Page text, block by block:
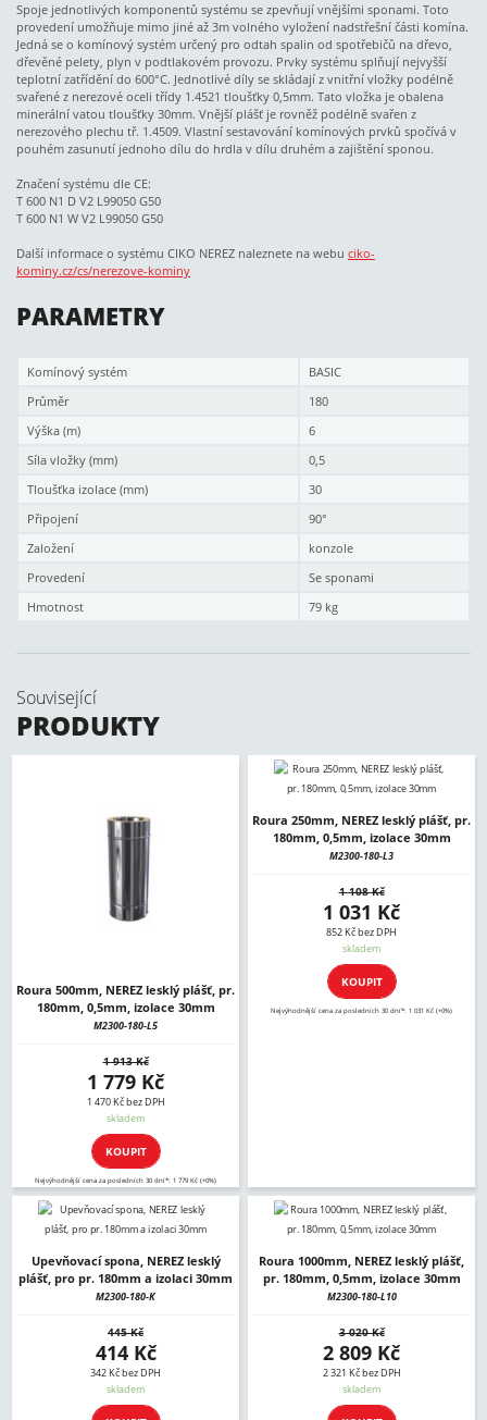
Spoje jednotlivých komponentů systému se zpevňují vnějšími sponami. Toto
provedení umožňuje mimo jiné až 3m volného vyložení nadstřešní části komína.
Jedná se o komínový systém určený pro odtah spalin od spotřebičů na dřevo,
dřevěné pelety, plyn v podtlakovém provozu. Prvky systému splňují nejvyšší
teplotní zatřídění do 600°C. Jednotlivé díly se skládají z vnitřní vložky podélně
svařené z nerezové oceli třídy 1.4521 tloušťky 0,5mm. Tato vložka je obalena
minerální vatou tloušťky 30mm. Vnější plášť je rovněž podélně svařen z
nerezového plechu tř. 1.4509. Vlastní sestavování komínových prvků spočívá v
pouhém zasunutí jednoho dílu do hrdla v dílu druhém a zajištění sponou.
Značení systému dle CE:
T 600 N1 D V2 L99050 G50
T 600 N1 W V2 L99050 G50
Další informace o systému CIKO NEREZ naleznete na webu ciko-
kominy.cz/cs/nerezove-kominy
PARAMETRY
Komínový systém
BASIC
Průměr
180
Výška (m)
6
Síla vložky (mm)
0,5
Tloušťka izolace (mm)
30
Připojení
90°
Založení
konzole
Provedení
Se sponami
Hmotnost
79 kg
Související
PRODUKTY
Roura 500mm, NEREZ lesklý plášť, pr.
180mm, 0,5mm, izolace 30mm
M2300-180-L5
1 913 Kč
1 779 Kč
1 470 Kč bez DPH
skladem
KOUPIT
Nejvýhodnější cena za posledních 30 dní*: 1 779 Kč (+0%)
Roura 250mm, NEREZ lesklý plášť, pr.
180mm, 0,5mm, izolace 30mm
M2300-180-L3
1 108 Kč
1 031 Kč
852 Kč bez DPH
skladem
KOUPIT
Nejvýhodnější cena za posledních 30 dní*: 1 031 Kč (+0%)
Upevňovací spona, NEREZ lesklý
plášť, pro pr. 180mm a izolaci 30mm
M2300-180-K
445 Kč
414 Kč
342 Kč bez DPH
skladem
Roura 1000mm, NEREZ lesklý plášť,
pr. 180mm, 0,5mm, izolace 30mm
M2300-180-L10
3 020 Kč
2 809 Kč
2 321 Kč bez DPH
skladem